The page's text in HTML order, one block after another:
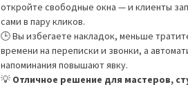
откройте свободные окна — и клиенты
сами в пару кликов.
🕒 Вы избегаете накладок, меньше
времени на переписки и звонки, а
напоминания повышают явку.
💡 Отличное решение для мастеров,